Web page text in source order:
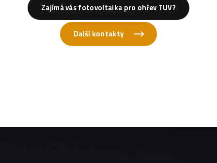
Zajímá vás fotovoltaika pro ohřev TUV?
Další kontakty